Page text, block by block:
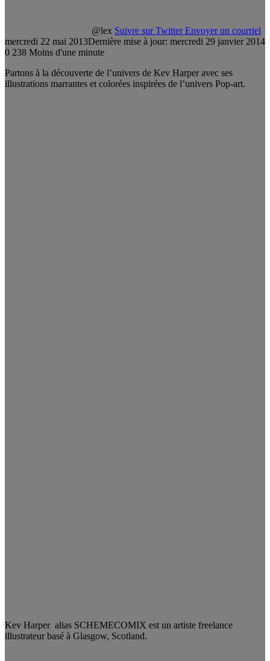
@lex Suivre sur Twitter Envoyer un courriel
mercredi 22 mai 2013Dernière mise à jour: mercredi 29 janvier 2014
0 238 Moins d'une minute
Partons à la découverte de l’univers de Kev Harper avec ses
illustrations marrantes et colorées inspirées de l’univers Pop-art.
Kev Harper alias SCHEMECOMIX est un artiste freelance
illustrateur basé à Glasgow, Scotland.